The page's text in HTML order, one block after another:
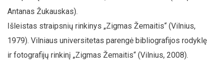
Antanas Žukauskas).
Išleistas straipsnių rinkinys „Zigmas Žemaitis“ (Vilnius,
1979). Vilniaus universitetas parengė bibliografijos rodyklę
ir fotografijų rinkinį „Zigmas Žemaitis“ (Vilnius, 2008).